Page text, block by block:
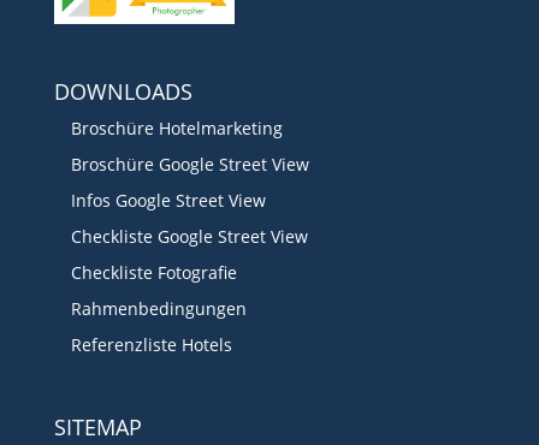
DOWNLOADS
Broschüre Hotelmarketing
Broschüre Google Street View
Infos Google Street View
Checkliste Google Street View
Checkliste Fotografie
Rahmenbedingungen
Referenzliste Hotels
SITEMAP